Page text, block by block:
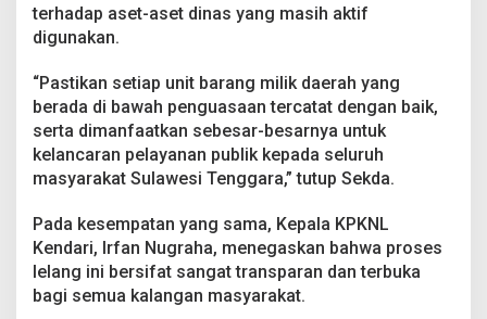
terhadap aset-aset dinas yang masih aktif
digunakan.
“Pastikan setiap unit barang milik daerah yang
berada di bawah penguasaan tercatat dengan baik,
serta dimanfaatkan sebesar-besarnya untuk
kelancaran pelayanan publik kepada seluruh
masyarakat Sulawesi Tenggara,” tutup Sekda.
Pada kesempatan yang sama, Kepala KPKNL
Kendari, Irfan Nugraha, menegaskan bahwa proses
lelang ini bersifat sangat transparan dan terbuka
bagi semua kalangan masyarakat.